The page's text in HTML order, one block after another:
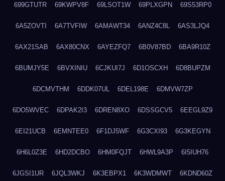
699GTUTR 69KWPV8F 69LSOT1W 69PLXGPN 69S53RP0
6A5ZOVTI 6A7TVFIW 6AMAWT34 6ANZ4C8L 6AS3LJQ4
6AX21SAB 6AX80CNX 6AYEZFQ7 6B0V87BD 6BA9R10Z
6BUMJY5E 6BVXINIU 6CJKUI7J 6D1OSCXH 6D8BUPZM
6DCMVTHM 6DDK07UL 6DEL198E 6DMVW7ZP
6DO5WVEC 6DPAK2I3 6DREN8XO 6DSSGCV5 6EEGL9Z9
6EI21UCB 6EMNTEE0 6F1DJ5WF 6G3CXI93 6G3KEGYN
6H6L0Z3E 6HD2DCBO 6HM0FQJT 6HWL9A3P 6I5IUH76
6JGSI1UR 6JQL3WKJ 6K3EBPX1 6K3WDMWT 6KDND60Z